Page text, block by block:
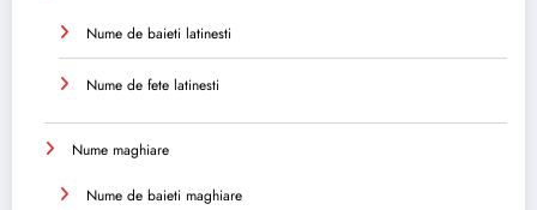
Nume de baieti latinesti
Nume de fete latinesti
Nume maghiare
Nume de baieti maghiare